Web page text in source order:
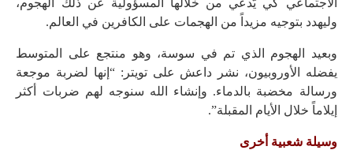
وليهدد بتوجيه مزيداً من الهجمات على الكافرين في العالم.
وبعيد الهجوم الذي تم في سوسة، وهو منتجع على المتوسط
يفضله الأوروبيون، نشر داعش على تويتر: “إنها لضربة موجعة
ورسالة مخضبة بالدماء. وإنشاء الله سنوجه لهم ضربات أكثر
إيلاماً خلال الأيام المقبلة”.
وسيلة شعبية أخرى